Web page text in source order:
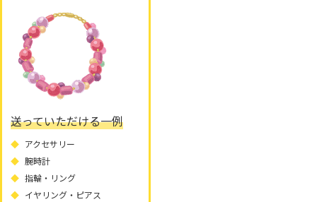
送っていただける一例
アクセサリー
腕時計
指輪・リング
イヤリング・ピアス